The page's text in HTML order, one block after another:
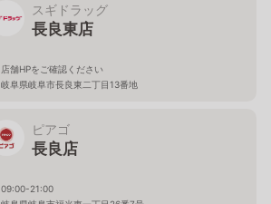
スギドラッグ
長良東店
店舗HPをご確認ください
岐阜県岐阜市長良東二丁目13番地
ピアゴ
長良店
09:00-21:00